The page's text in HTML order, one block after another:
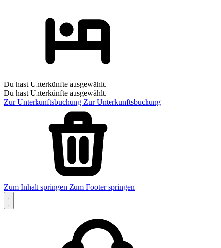
Du hast Unterkünfte ausgewählt.
Du hast Unterkünfte ausgewählt.
Zur Unterkunftsbuchung Zur Unterkunftsbuchung
Zum Inhalt springen Zum Footer springen